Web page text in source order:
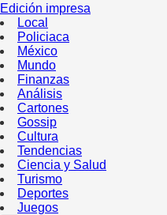
Edición impresa
Local
Policiaca
México
Mundo
Finanzas
Análisis
Cartones
Gossip
Cultura
Tendencias
Ciencia y Salud
Turismo
Deportes
Juegos